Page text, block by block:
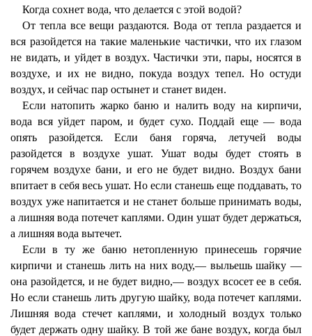
Когда сохнет вода, что делается с этой водой?
От тепла все вещи раздаются. Вода от тепла раздается и
вся разойдется на такие маленькие частички, что их глазом
не видать, и уйдет в воздух. Частички эти, пары, носятся в
воздухе, и их не видно, покуда воздух тепел. Но остуди
воздух, и сейчас пар остынет и станет виден.
Если натопить жарко баню и налить воду на кирпичи,
вода вся уйдет паром, и будет сухо. Поддай еще — вода
опять разойдется. Если баня горяча, летучей воды
разойдется в воздухе ушат. Ушат воды будет стоять в
горячем воздухе бани, и его не будет видно. Воздух бани
впитает в себя весь ушат. Но если станешь еще поддавать, то
воздух уже напитается и не станет больше принимать воды,
а лишняя вода потечет каплями. Один ушат будет держаться,
а лишняя вода вытечет.
Если в ту же баню нетопленную принесешь горячие
кирпичи и станешь лить на них воду,— выльешь шайку —
она разойдется, и не будет видно,— воздух всосет ее в себя.
Но если станешь лить другую шайку, вода потечет каплями.
Лишняя вода стечет каплями, и холодный воздух только
будет держать одну шайку. В той же бане воздух, когда был